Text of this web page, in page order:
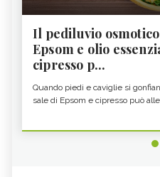
Il pediluvio
Epsom e olio
cipresso p...
Quando piedi e caviglie si
sale di Epsom e cipresso può